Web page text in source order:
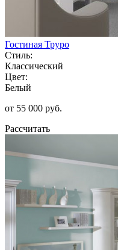
Гостиная Труро
Стиль:
Классический
Цвет:
Белый
от 55 000 руб.
Рассчитать